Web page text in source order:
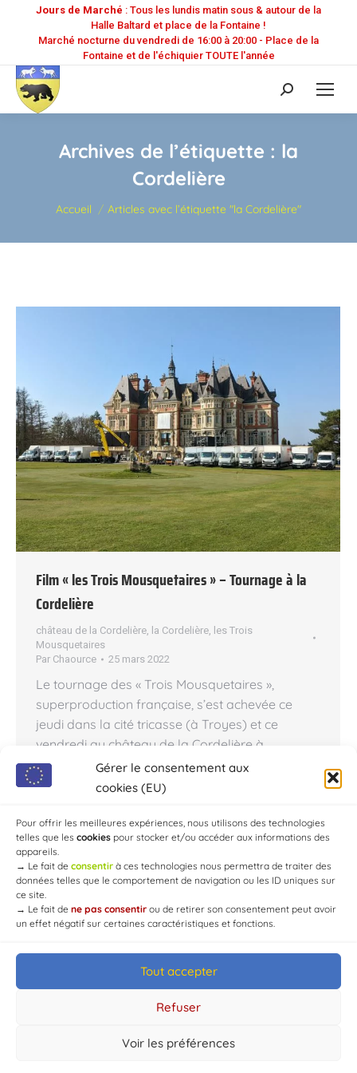
Gérer le consentement aux
cookies (EU)
Pour offrir les meilleures expériences, nous utilisons des technologies
telles que les cookies pour stocker et/ou accéder aux informations des
appareils.
→ Le fait de consentir à ces technologies nous permettra de traiter des
données telles que le comportement de navigation ou les ID uniques sur
ce site.
→ Le fait de ne pas consentir ou de retirer son consentement peut avoir
un effet négatif sur certaines caractéristiques et fonctions.
Tout accepter
Refuser
Voir les préférences
Jours de Marché : Tous les lundis matin sous & autour de la
Halle Baltard et place de la Fontaine !
Marché nocturne du vendredi de 16:00 à 20:00 - Place de la
Fontaine et de l'échiquier TOUTE l'année
Recherche
:
Archives de l’étiquette : la
Cordelière
Vous êtes ici :
Accueil Articles avec l’étiquette "la Cordelière"
Film « les Trois Mousquetaires » – Tournage à la
Cordelière
château de la Cordelière la Cordelière
les Trois
Mousquetaires
Par Chaource 25 mars 2022
Le tournage des « Trois Mousquetaires »,
superproduction française, s’est achevée ce
jeudi dans la cité tricasse (à Troyes) et ce
vendredi au château de la Cordelière à
Chaource. Le tournage du classique d’Alexandre
Dumas, a été réalisé au maximum dans des
l’Hexagone. Pour le prochain du film de Martin…
© Mairie de Chaource [2004-2024] | Tous droits réservés.
Developed byWEB3-DESIGN